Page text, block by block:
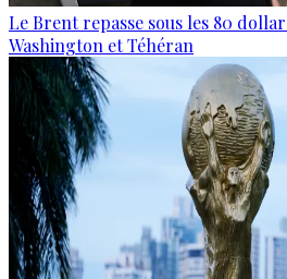
Le Brent repasse sous les 80
Washington et Téhéran